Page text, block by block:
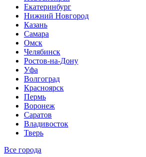
Екатеринбург
Нижний Новгород
Казань
Самара
Омск
Челябинск
Ростов-на-Дону
Уфа
Волгоград
Красноярск
Пермь
Воронеж
Саратов
Владивосток
Тверь
Все города